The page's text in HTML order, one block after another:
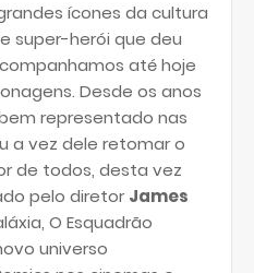
ícones da cultura
super-herói que deu
até hoje
Desde os anos
representado nas
a vez dele retomar o
de todos, desta vez
pelo diretor James
O Esquadrão
universo